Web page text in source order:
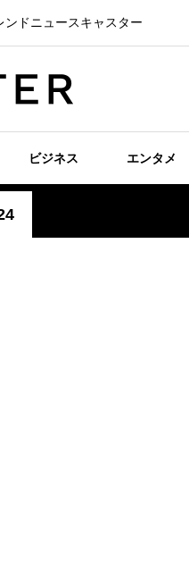
ンドニュースキャスター
ビジネス エンタメ